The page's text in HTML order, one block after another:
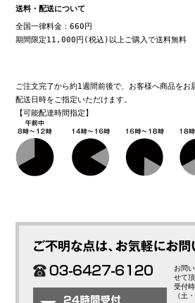
送料・配送について
全国一律料金：660円
期間限定11,000円(税込)以上ご購入で送料無料
ご注文完了から約1週間前後で、お客様へ商品をお
配送日時をご指定いただけます。
【可能配達時間指定】
お問
せて
受付
（土